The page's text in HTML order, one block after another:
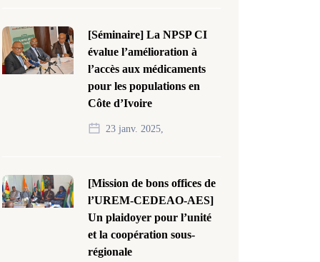
[Séminaire] La NPSP CI
évalue l’amélioration à
l’accès aux médicaments
pour les populations en
Côte d’Ivoire
23 janv. 2025,
[Mission de bons offices de
l’UREM-CEDEAO-AES]
Un plaidoyer pour l’unité
et la coopération sous-
régionale